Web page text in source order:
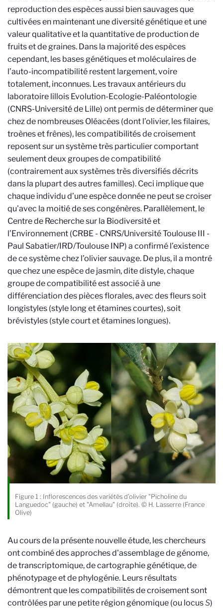
reproduction des espèces aussi bien sauvages que
cultivées en maintenant une diversité génétique et une
valeur qualitative et la quantitative de production de
fruits et de graines. Dans la majorité des espèces
cependant, les bases génétiques et moléculaires de
l’auto-incompatibilité restent largement, voire
totalement, inconnues. Les travaux antérieurs du
laboratoire lillois Evolution-Ecologie-Paléontologie
(CNRS-Université de Lille) ont permis de déterminer que
chez de nombreuses Oléacées (dont l’olivier, les filaires,
troènes et frênes), les compatibilités de croisement
reposent sur un système très particulier comportant
seulement deux groupes de compatibilité
(contrairement aux systèmes très diversifiés décrits
dans la plupart des autres familles). Ceci implique que
chaque individu d’une espèce donnée ne peut se croiser
qu'avec la moitié de ses congénères. Parallèlement, le
Centre de Recherche sur la Biodiversité et
l’Environnement (CRBE - CNRS/Université Toulouse III -
Paul Sabatier/IRD/Toulouse INP) a confirmé l’existence
de ce système chez l’olivier sauvage. De plus, il a montré
que chez une espèce de jasmin, dite distyle, chaque
groupe de compatibilité est associé à une
différenciation des pièces florales, avec des fleurs soit
longistyles (style long et étamines courtes), soit
brévistyles (style court et étamines longues).
Figure 1 : Inflorescences des variétés d’olivier "Picholine du
Languedoc" (gauche) et "Amellau" (droite). © H. Lasserre (France
Olive)
Au cours de la présente nouvelle étude, les chercheurs
ont combiné des approches d'assemblage de génome,
de transcriptomique, de cartographie génétique, de
phénotypage et de phylogénie. Leurs résultats
démontrent que les compatibilités de croisement sont
contrôlées par une petite région génomique (ou locusS)